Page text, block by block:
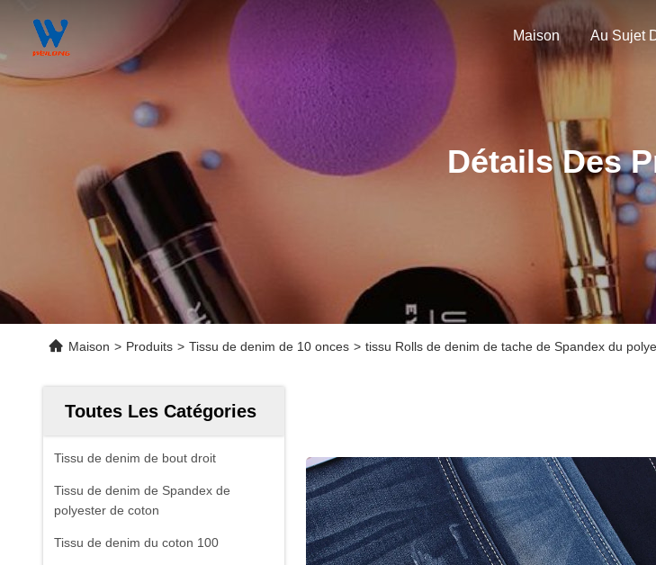
Maison
Détails Des
Maison > Produits > Tissu de denim de 10 onces > tissu Rolls de denim de tache de Spandex du
Toutes Les Catégories
Tissu de denim de bout droit
Tissu de denim de Spandex de
polyester de coton
Tissu de denim du coton 100